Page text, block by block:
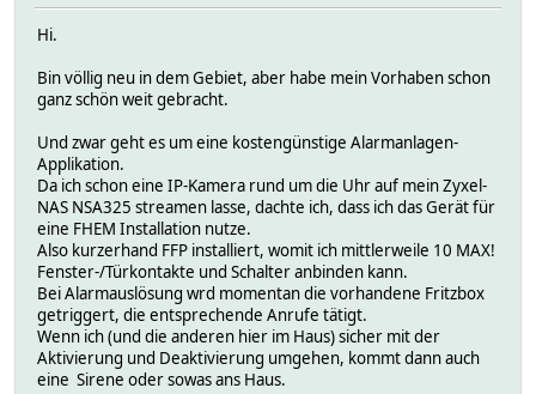
Hi.
Bin völlig neu in dem Gebiet, aber habe mein Vorhaben schon
ganz schön weit gebracht.
Und zwar geht es um eine kostengünstige Alarmanlagen-
Applikation.
Da ich schon eine IP-Kamera rund um die Uhr auf mein Zyxel-
NAS NSA325 streamen lasse, dachte ich, dass ich das Gerät für
eine FHEM Installation nutze.
Also kurzerhand FFP installiert, womit ich mittlerweile 10 MAX!
Fenster-/Türkontakte und Schalter anbinden kann.
Bei Alarmauslösung wrd momentan die vorhandene Fritzbox
getriggert, die entsprechende Anrufe tätigt.
Wenn ich (und die anderen hier im Haus) sicher mit der
Aktivierung und Deaktivierung umgehen, kommt dann auch
eine Sirene oder sowas ans Haus.